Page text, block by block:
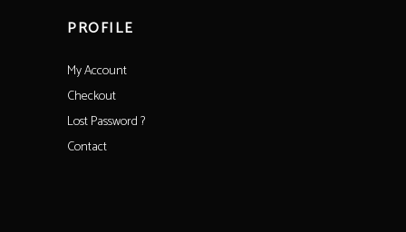
PROFILE
My Account
Checkout
Lost Password ?
Contact